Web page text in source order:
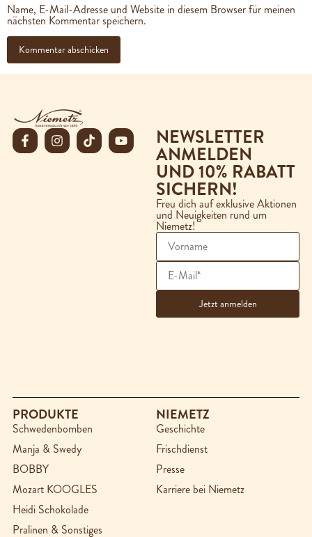
Name, E-Mail-Adresse und Website in diesem Browser für meinen
nächsten Kommentar speichern.
NEWSLETTER
ANMELDEN
UND 10% RABATT
SICHERN!
Freu dich auf exklusive Aktionen
und Neuigkeiten rund um
Niemetz!
PRODUKTE
Schwedenbomben
Manja & Swedy
BOBBY
Mozart KOOGLES
Heidi Schokolade
Pralinen & Sonstiges
NIEMETZ
Geschichte
Frischdienst
Presse
Karriere bei Niemetz